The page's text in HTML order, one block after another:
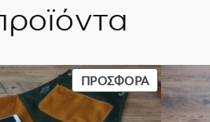
ΠΡΟΣΦΟΡΆΠΡΟΪΌΝ
ΣΕ
ΠΡΟΣΦΟΡΆ